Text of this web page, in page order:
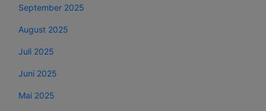
September 2025
August 2025
Juli 2025
Juni 2025
Mai 2025